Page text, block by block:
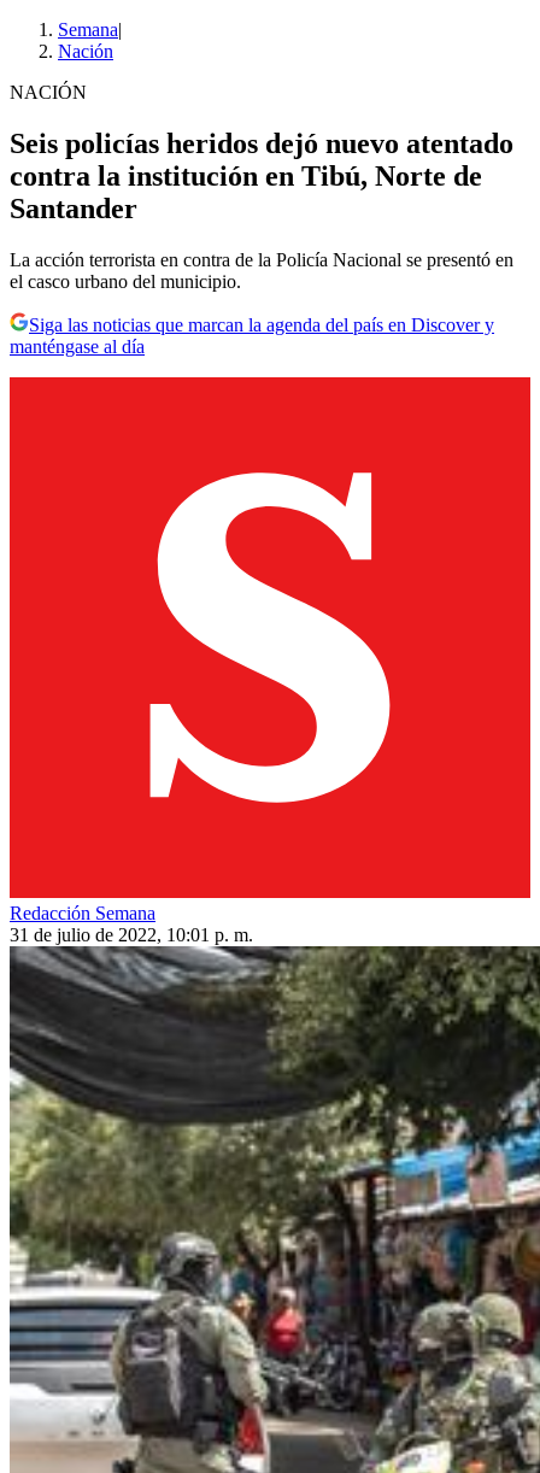
Semana|
Nación
NACIÓN
Seis policías heridos dejó nuevo atentado
contra la institución en Tibú, Norte de
Santander
La acción terrorista en contra de la Policía Nacional se presentó en
el casco urbano del municipio.
Siga las noticias que marcan la agenda del país en Discover y
manténgase al día
Redacción Semana
31 de julio de 2022, 10:01 p. m.